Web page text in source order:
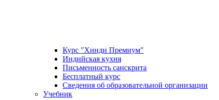
Курс "Хинди Премиум"
Индийская кухня
Письменность санскрита
Бесплатный курс
Сведения об образовательной организации
Учебник